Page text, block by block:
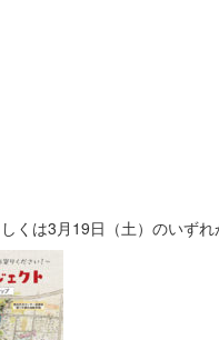
は3月19日（土）のいずれ